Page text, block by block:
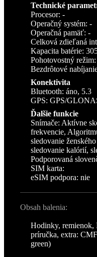
Technické
Procesor: -
Operačný systém: -
Operačná pamäť: -
Celková zdieľaná
Kapacita batérie:
Pohotovostný
Bezdrôtové
Konektivita
Bluetooth: áno, 5.3
GPS: GPS/
Ďalšie funkcie
Snímače: Aktívne
frekvencie,
sledovanie
sledovanie kalórií,
Podporovaná
SIM karta:
eSIM podpora: nie
Obsah balenia:
Hodinky, remienok,
príručka, extra:
green)